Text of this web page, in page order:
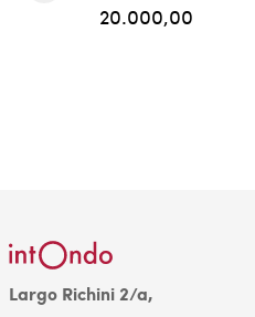
20.000,00
Largo Richini 2/a,